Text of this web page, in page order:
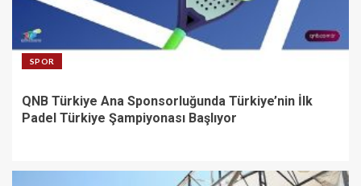
SPOR
QNB Türkiye Ana Sponsorluğunda Türkiye’nin İlk
Padel Türkiye Şampiyonası Başlıyor